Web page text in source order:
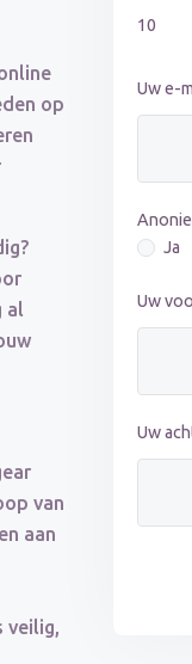
op
al
van
aan
veilig,
10
Uw e-
Ja
Uw
Uw